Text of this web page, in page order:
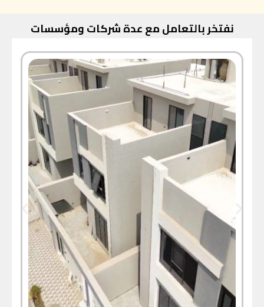
نفتخر بالتعامل مع عدة شركات ومؤسسات